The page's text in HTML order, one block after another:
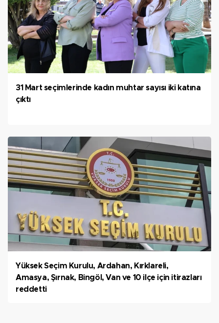
31 Mart seçimlerinde kadın muhtar sayısı iki katına
çıktı
Yüksek Seçim Kurulu, Ardahan, Kırklareli,
Amasya, Şırnak, Bingöl, Van ve 10 ilçe için itirazları
reddetti